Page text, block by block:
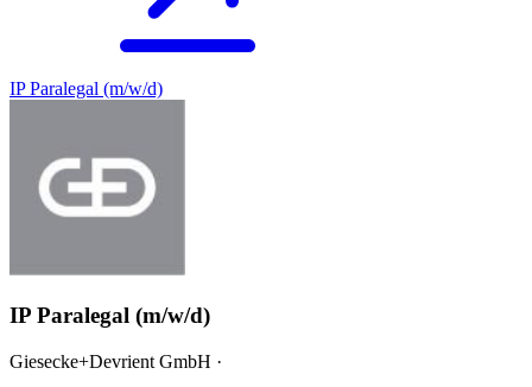
IP Paralegal (m/w/d)
IP Paralegal (m/w/d)
Giesecke+Devrient GmbH ·